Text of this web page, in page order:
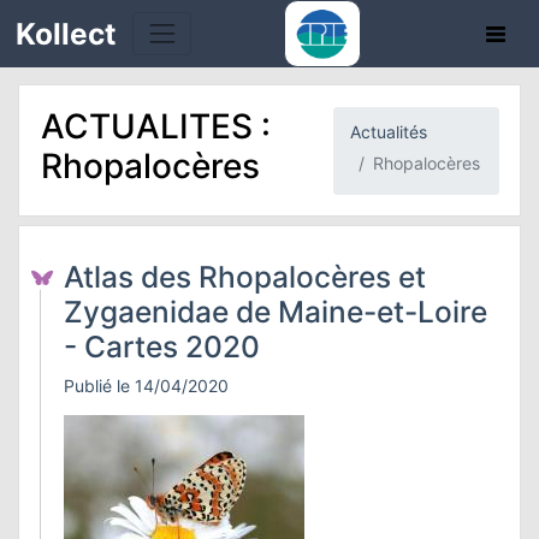
Kollect
ACTUALITES :
Rhopalocères
Actualités
Rhopalocères
Atlas des Rhopalocères et
Zygaenidae de Maine-et-Loire
- Cartes 2020
Publié le 14/04/2020